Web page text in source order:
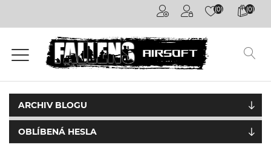
(0) (0)
Airsoftové
kuličky
6mm
Airsoftové
zbraně
Výstroj
a
ARCHIV BLOGU
OBLÍBENÁ HESLA